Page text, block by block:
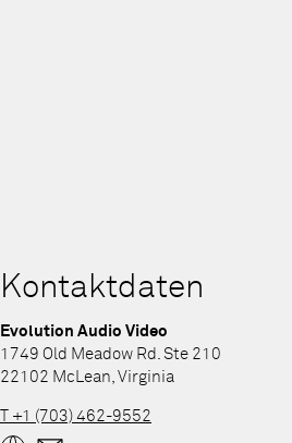
Kontaktdaten
Evolution Audio Video
1749 Old Meadow Rd. Ste 210
22102 McLean, Virginia
T +1 (703) 462-9552